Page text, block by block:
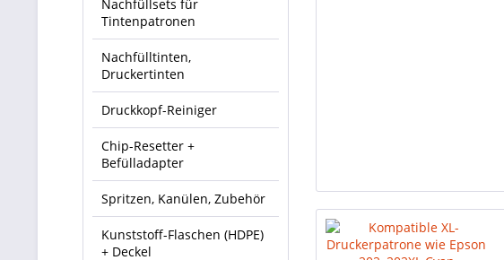
Nachfüllsets für
Tintenpatronen
Nachfülltinten,
Druckertinten
Druckkopf-Reiniger
Chip-Resetter +
Befülladapter
Spritzen, Kanülen, Zubehör
Kunststoff-Flaschen (HDPE)
+ Deckel